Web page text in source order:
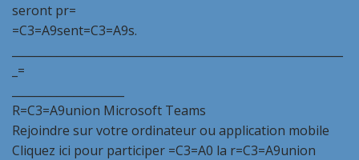
seront pr=
=C3=A9sent=C3=A9s.
_=
R=C3=A9union Microsoft Teams
Rejoindre sur votre ordinateur ou application mobile
Cliquez ici pour participer =C3=A0 la r=C3=A9union